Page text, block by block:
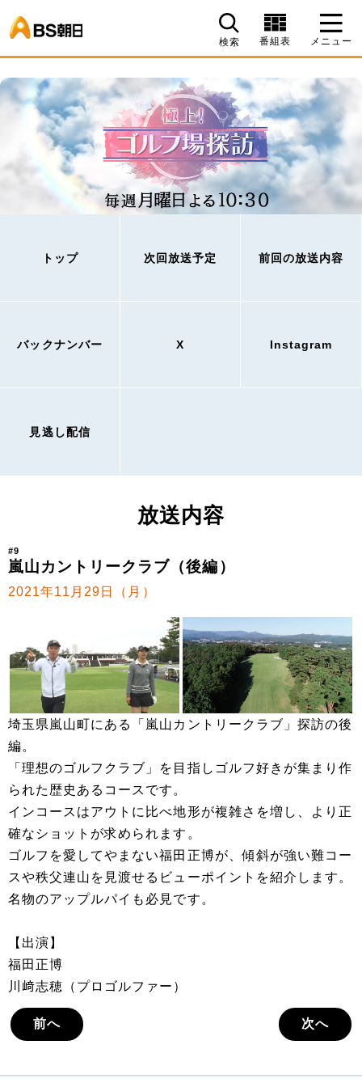
検索 番組表 メニュー
トップ 次回放送予定 前回の放送内容
バックナンバー X Instagram
見逃し配信
放送内容
#9
嵐山カントリークラブ（後編）
2021年11月29日（月）
埼玉県嵐山町にある「嵐山カントリークラブ」探訪の後
編。
「理想のゴルフクラブ」を目指しゴルフ好きが集まり作
られた歴史あるコースです。
インコースはアウトに比べ地形が複雑さを増し、より正
確なショットが求められます。
ゴルフを愛してやまない福田正博が、傾斜が強い難コー
スや秩父連山を見渡せるビューポイントを紹介します。
名物のアップルパイも必見です。
【出演】
福田正博
川﨑志穂（プロゴルファー）
前へ 次へ